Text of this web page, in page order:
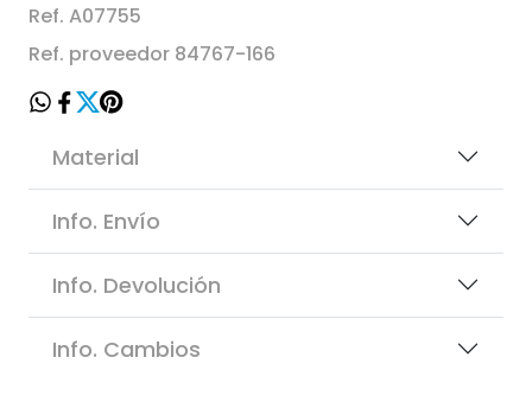
Ref. A07755
Ref. proveedor 84767-166
Material
Info. Envío
Info. Devolución
Info. Cambios